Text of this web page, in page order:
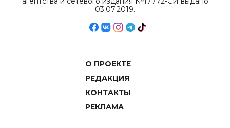
03.07.2019.
О ПРОЕКТЕ
РЕДАКЦИЯ
КОНТАКТЫ
РЕКЛАМА